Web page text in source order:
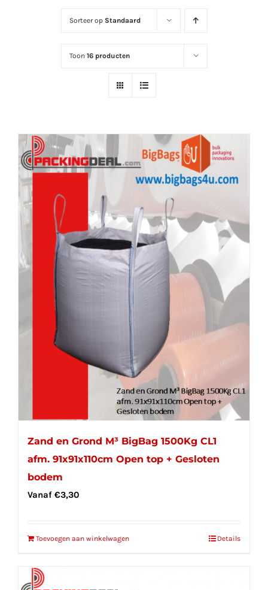
Sorteer op Standaard
Toon 16 producten
Zand en Grond M³ BigBag 1500Kg CL1
afm. 91x91x110cm Open top + Gesloten
bodem
Vanaf €3,30
Toevoegen aan winkelwagen Details